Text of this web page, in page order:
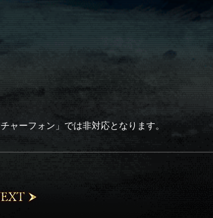
ーフォン」では非対応となります。